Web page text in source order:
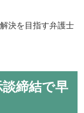
決を目指す弁護士
締結で早